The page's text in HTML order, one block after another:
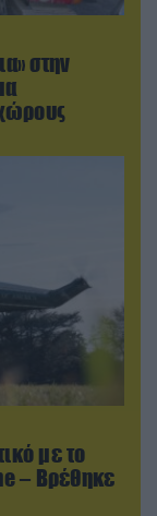
στην
με το
– Βρέθηκε